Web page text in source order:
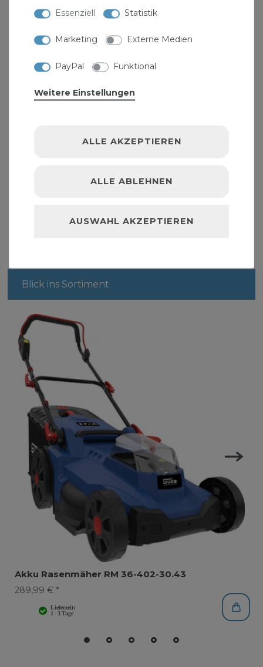
Amboss-Gartenschere 210 Alu-Line AGSA2
Blick ins Sortiment
Akku Rasenmäher RM 36-402-30.43
289,99 € *
Essenziell Statistik
Marketing Externe Medien
PayPal Funktional
Weitere Einstellungen
ALLE AKZEPTIEREN
ALLE ABLEHNEN
AUSWAHL AKZEPTIEREN